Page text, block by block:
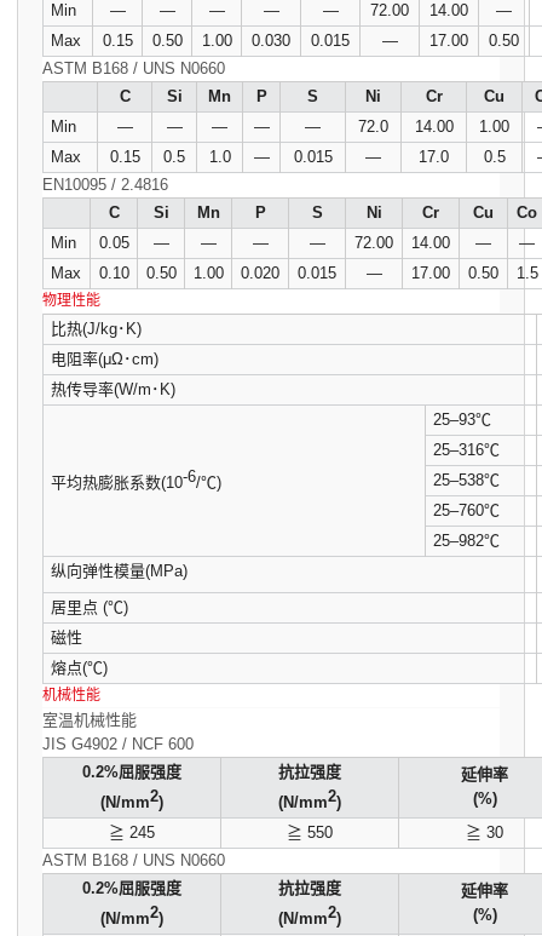
Min
― ― ― ― ― 72.00 14.00 ―
Max
0.15 0.50 1.00 0.030 0.015 ― 17.00 0.50
ASTM B168 / UNS N0660
C
Si Mn P S Ni Cr Cu
Min
― ― ― ― ― 72.0 14.00 1.00
Max
0.15 0.5 1.0 ― 0.015 ― 17.0 0.5
EN10095 / 2.4816
C
Si Mn P S Ni Cr Cu
Co
Min
0.05 ― ― ― ― 72.00 14.00 ―
―
Max
0.10 0.50 1.00 0.020 0.015 ― 17.00 0.50 1.5
物理性能
比热(J/kg･K)
电阻率(μΩ･cm)
热传导率(W/m･K)
平均热膨胀系数(10-6/℃)
25–93℃
25–316℃
25–538℃
25–760℃
25–982℃
纵向弹性模量(MPa)
居里点 (℃)
磁性
熔点(℃)
机械性能
室温机械性能
JIS G4902 / NCF 600
0.2%屈服强度
(N/mm2)
抗拉强度
(N/mm2)
延伸率
(%)
≧ 245
≧ 550
≧ 30
ASTM B168 / UNS N0660
0.2%屈服强度
(N/mm2)
抗拉强度
(N/mm2)
延伸率
(%)